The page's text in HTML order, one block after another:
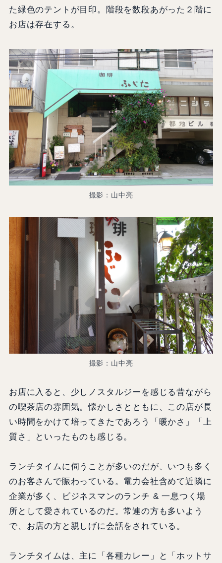
た緑色のテントが目印。階段を数段あがった２階に
お店は存在する。
撮影：山中亮
撮影：山中亮
お店に入ると、少しノスタルジーを感じる昔ながら
の喫茶店の雰囲気。懐かしさとともに、この店が長
い時間をかけて培ってきたであろう「暖かさ」「上
質さ」といったものも感じる。
ランチタイムに伺うことが多いのだが、いつも多く
のお客さんで賑わっている。電力会社含めて近隣に
企業が多く、ビジネスマンのランチ & 一息つく場
所として愛されているのだ。常連の方も多いよう
で、お店の方と親しげに会話をされている。
ランチタイムは、主に「各種カレー」と「ホットサ